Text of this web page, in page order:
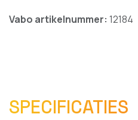
Vabo artikelnummer: 12184
SPECIFICATIES